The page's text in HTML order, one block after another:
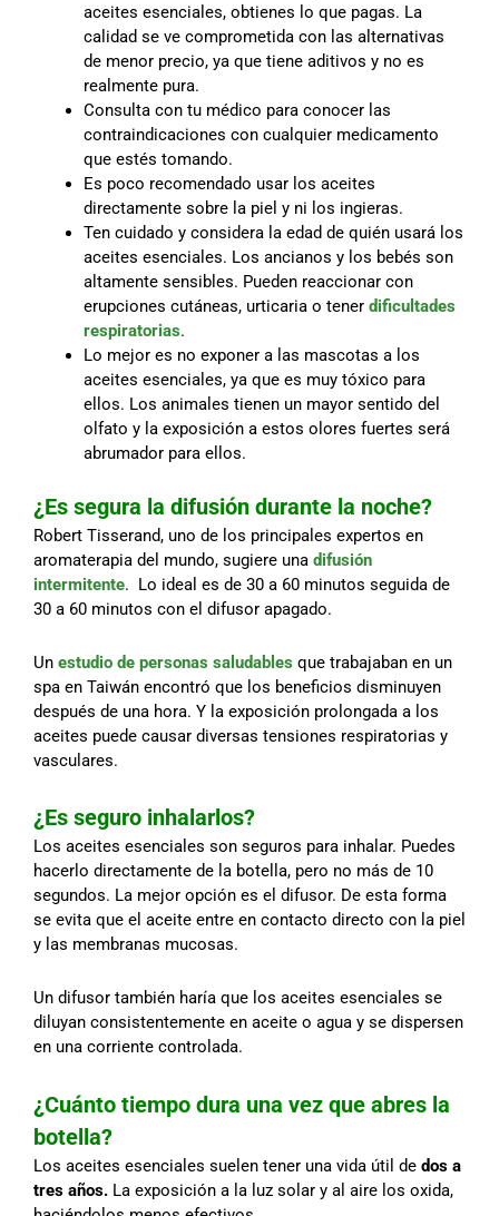
aceites esenciales, obtienes lo que pagas. La
calidad se ve comprometida con las alternativas
de menor precio, ya que tiene aditivos y no es
realmente pura.
Consulta con tu médico para conocer las
contraindicaciones con cualquier medicamento
que estés tomando.
Es poco recomendado usar los aceites
directamente sobre la piel y ni los ingieras.
Ten cuidado y considera la edad de quién usará los
aceites esenciales. Los ancianos y los bebés son
altamente sensibles. Pueden reaccionar con
erupciones cutáneas, urticaria o tener dificultades
respiratorias.
Lo mejor es no exponer a las mascotas a los
aceites esenciales, ya que es muy tóxico para
ellos. Los animales tienen un mayor sentido del
olfato y la exposición a estos olores fuertes será
abrumador para ellos.
¿Es segura la difusión durante la noche?
Robert Tisserand, uno de los principales expertos en
aromaterapia del mundo, sugiere una difusión
intermitente. Lo ideal es de 30 a 60 minutos seguida de
30 a 60 minutos con el difusor apagado.
Un estudio de personas saludables que trabajaban en un
spa en Taiwán encontró que los beneficios disminuyen
después de una hora. Y la exposición prolongada a los
aceites puede causar diversas tensiones respiratorias y
vasculares.
¿Es seguro inhalarlos?
Los aceites esenciales son seguros para inhalar. Puedes
hacerlo directamente de la botella, pero no más de 10
segundos. La mejor opción es el difusor. De esta forma
se evita que el aceite entre en contacto directo con la piel
y las membranas mucosas.
Un difusor también haría que los aceites esenciales se
diluyan consistentemente en aceite o agua y se dispersen
en una corriente controlada.
¿Cuánto tiempo dura una vez que abres la
botella?
Los aceites esenciales suelen tener una vida útil de dos a
tres años. La exposición a la luz solar y al aire los oxida,